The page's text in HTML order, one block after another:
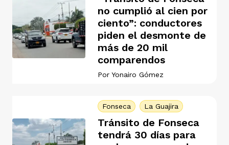
no cumplió al cien por
ciento”: conductores
piden el desmonte de
más de 20 mil
comparendos
Por Yonairo Gómez
Fonseca La Guajira
Tránsito de Fonseca
tendrá 30 días para